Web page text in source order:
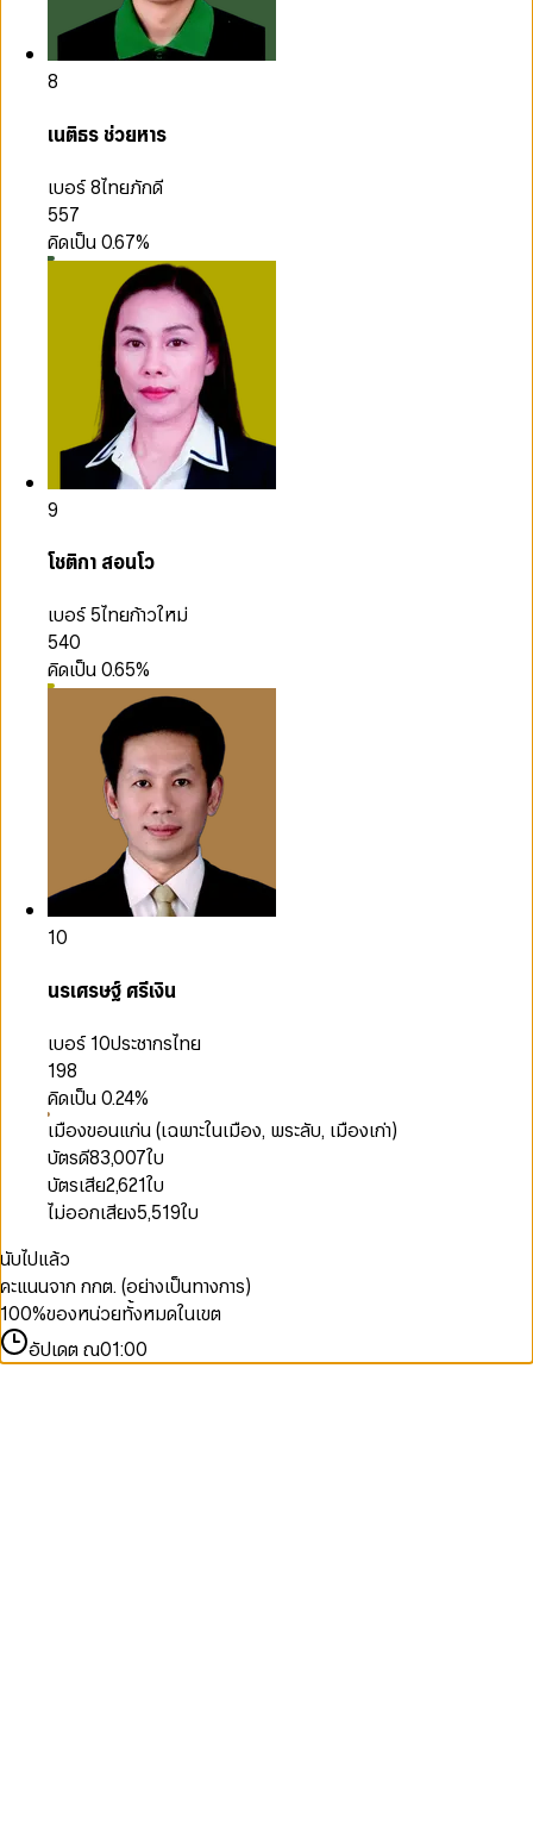
8
เนติธร ช่วยหาร
เบอร์ 8ไทยภักดี
557
คิดเป็น0.67%
9
โชติกา สอนโว
เบอร์ 5ไทยก้าวใหม่
540
คิดเป็น0.65%
10
นรเศรษฐ์ ศรีเงิน
เบอร์ 10ประชากรไทย
198
คิดเป็น0.24%
เมืองขอนแก่น (เฉพาะในเมือง, พระลับ, เมืองเก่า)
บัตรดี83,007ใบ
บัตรเสีย2,621ใบ
ไม่ออกเสียง5,519ใบ
นับไปแล้ว
คะแนนจาก กกต. (อย่างเป็นทางการ)
100%ของหน่วยทั้งหมดในเขต
อัปเดต ณ01:00